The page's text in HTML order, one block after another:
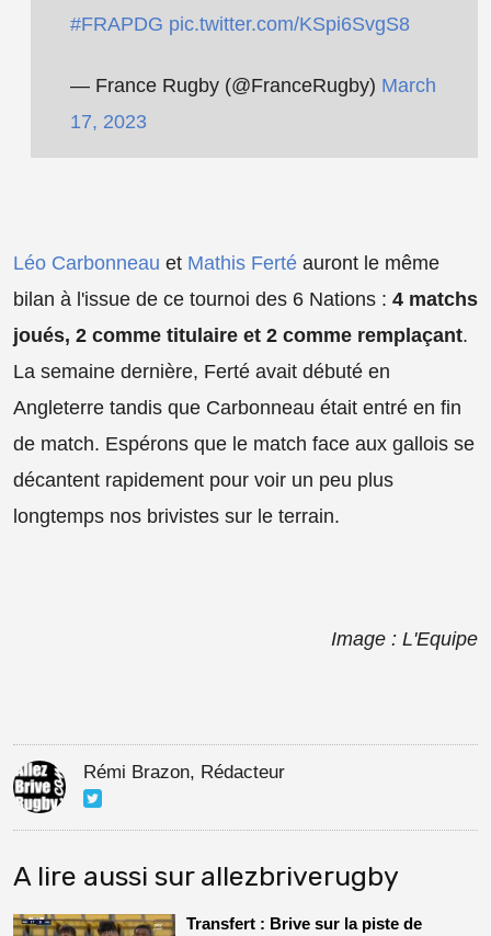
#FRAPDG pic.twitter.com/KSpi6SvgS8
— France Rugby (@FranceRugby) March
17, 2023
Léo Carbonneau et Mathis Ferté auront le même
bilan à l'issue de ce tournoi des 6 Nations : 4 matchs
joués, 2 comme titulaire et 2 comme remplaçant.
La semaine dernière, Ferté avait débuté en
Angleterre tandis que Carbonneau était entré en fin
de match. Espérons que le match face aux gallois se
décantent rapidement pour voir un peu plus
longtemps nos brivistes sur le terrain.
Image : L'Equipe
Rémi Brazon, Rédacteur
A lire aussi sur allezbriverugby
Transfert : Brive sur la piste de